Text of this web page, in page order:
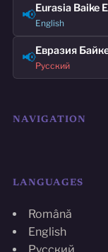
📢Eurasia Baike
English
📢Евразия
Русский
NAVIGATION
LANGUAGES
Română
English